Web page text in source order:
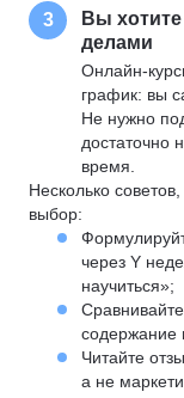
3
Вы
делами
Онлайн-
график: вы
Не нужно
достаточно
время.
Несколько
выбор:
через Y
научиться»;
содержание
Читайте
а не